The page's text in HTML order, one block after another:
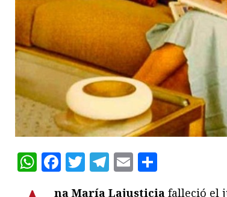
WhatsApp
Facebook
Twitter
Telegram
Email
na María Lajusticia falleció el